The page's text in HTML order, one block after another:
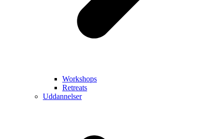
Workshops
Retreats
Uddannelser